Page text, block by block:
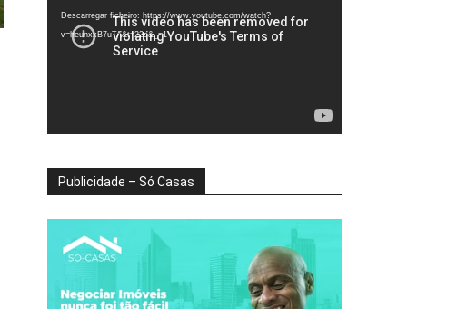
vídeo
Descarregar ficheiro: https://www.youtube.com/watch?
v=heunxxB7uTA&t=22s&_=1
Publicidade – Só Casas